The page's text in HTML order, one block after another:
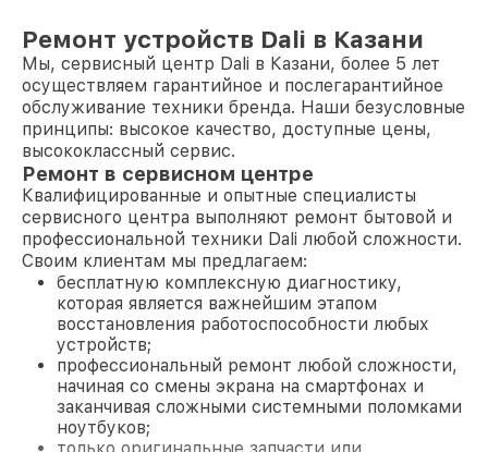
Ремонт устройств Dali в Казани
Мы, сервисный центр Dali в Казани, более 5 лет
осуществляем гарантийное и послегарантийное
обслуживание техники бренда. Наши безусловные
принципы: высокое качество, доступные цены,
высококлассный сервис.
Ремонт в сервисном центре
Квалифицированные и опытные специалисты
сервисного центра выполняют ремонт бытовой и
профессиональной техники Dali любой сложности.
Своим клиентам мы предлагаем:
бесплатную комплексную диагностику,
которая является важнейшим этапом
восстановления работоспособности любых
устройств;
профессиональный ремонт любой сложности,
начиная со смены экрана на смартфонах и
заканчивая сложными системными поломками
ноутбуков;